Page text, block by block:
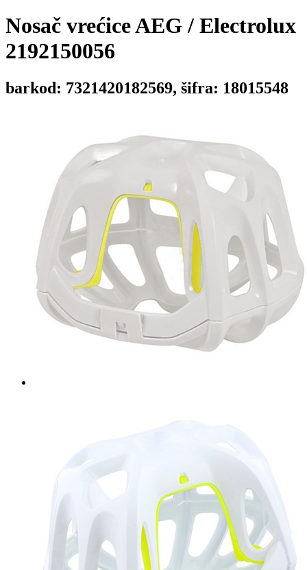
Nosač vrećiceAEG / Electrolux
2192150056
barkod: 7321420182569, šifra: 18015548